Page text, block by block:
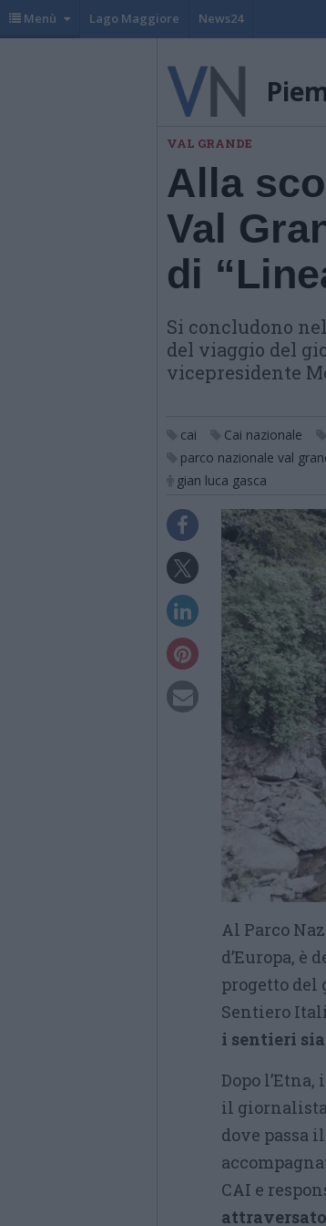
Menù Lago Maggiore News24
VAL GRANDE
Alla
Val
di
Si concludono
del viaggio del
vicepresidente
cai Cai nazionale
parco nazionale val
gian luca gasca
Al Parco
d’Europa, è
progetto
Sentiero
i sentieri
Dopo
il
dove passa
CAI e